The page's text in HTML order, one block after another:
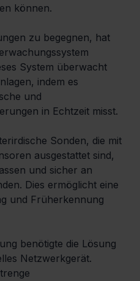
können.
zu begegnen, hat
System überwacht
indem es
und
in Echtzeit misst.
Sonden, die mit
ausgestattet sind,
und sicher an
Dies ermöglicht eine
und Früherkennung
benötigte die Lösung
Netzwerkgerät.